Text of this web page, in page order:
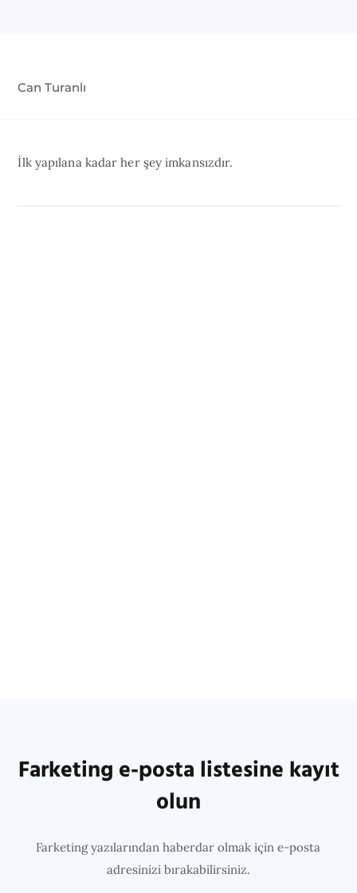
Can Turanlı
İlk yapılana kadar her şey imkansızdır.
Farketing e-posta listesine kayıt
olun
Farketing yazılarından haberdar olmak için e-posta
adresinizi bırakabilirsiniz.